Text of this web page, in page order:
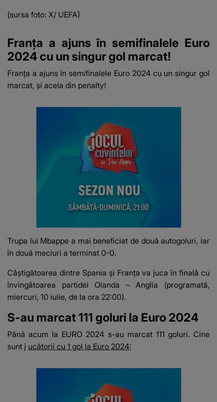
(sursa foto: X/ UEFA)
Franța a ajuns în semifinalele Euro
2024 cu un singur gol marcat!
Franţa a ajuns în semifinalele Euro 2024 cu un singur gol
marcat, şi acela din penalty!
Trupa lui Mbappe a mai beneficiat de două autogoluri, iar
în două meciuri a terminat 0-0.
Câştigătoarea dintre Spania şi Franţa va juca în finală cu
învingătoarea partidei Olanda – Anglia (programată,
miercuri, 10 iulie, de la ora 22:00).
S-au marcat 111 goluri la Euro 2024
Până acum la EURO 2024 s-au marcat 111 goluri. Cine
sunt j ucătorii cu 1 gol la Euro 2024: